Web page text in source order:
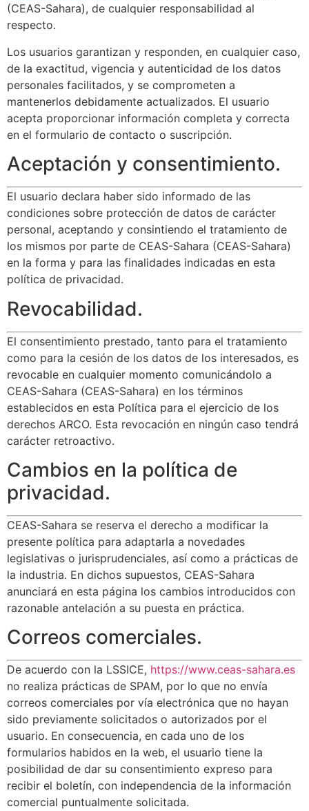
(CEAS-Sahara), de cualquier responsabilidad al
respecto.
Los usuarios garantizan y responden, en cualquier caso,
de la exactitud, vigencia y autenticidad de los datos
personales facilitados, y se comprometen a
mantenerlos debidamente actualizados. El usuario
acepta proporcionar información completa y correcta
en el formulario de contacto o suscripción.
Aceptación y consentimiento.
El usuario declara haber sido informado de las
condiciones sobre protección de datos de carácter
personal, aceptando y consintiendo el tratamiento de
los mismos por parte de CEAS-Sahara (CEAS-Sahara)
en la forma y para las finalidades indicadas en esta
política de privacidad.
Revocabilidad.
El consentimiento prestado, tanto para el tratamiento
como para la cesión de los datos de los interesados, es
revocable en cualquier momento comunicándolo a
CEAS-Sahara (CEAS-Sahara) en los términos
establecidos en esta Política para el ejercicio de los
derechos ARCO. Esta revocación en ningún caso tendrá
carácter retroactivo.
Cambios en la política de
privacidad.
CEAS-Sahara se reserva el derecho a modificar la
presente política para adaptarla a novedades
legislativas o jurisprudenciales, así como a prácticas de
la industria. En dichos supuestos, CEAS-Sahara
anunciará en esta página los cambios introducidos con
razonable antelación a su puesta en práctica.
Correos comerciales.
De acuerdo con la LSSICE, https://www.ceas-sahara.es
no realiza prácticas de SPAM, por lo que no envía
correos comerciales por vía electrónica que no hayan
sido previamente solicitados o autorizados por el
usuario. En consecuencia, en cada uno de los
formularios habidos en la web, el usuario tiene la
posibilidad de dar su consentimiento expreso para
recibir el boletín, con independencia de la información
comercial puntualmente solicitada.